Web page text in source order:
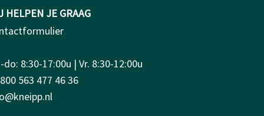
HELPEN JE GRAAG
do: 8:30-17:00u | Vr. 8:30-12:00u
563 477 46 36